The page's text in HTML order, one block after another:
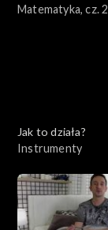
Matematyka, cz. 2
Jak to działa?
Instrumenty